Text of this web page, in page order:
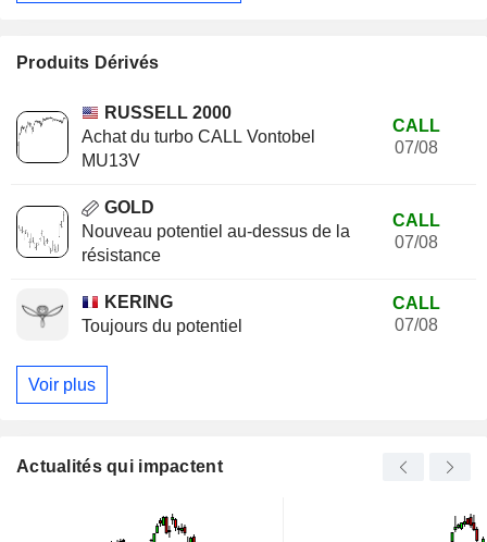
Produits Dérivés
RUSSELL 2000
Achat du turbo CALL Vontobel
MU13V
CALL
07/08
GOLD
Nouveau potentiel au-dessus de la
résistance
CALL
07/08
KERING
Toujours du potentiel
CALL
07/08
Voir plus
Actualités qui impactent